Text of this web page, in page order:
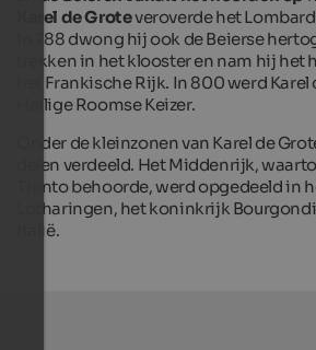
Karel de Groteveroverde het
In 788 dwong hij ook de Beierse
trekken in het klooster en nam hij
het Frankische Rijk. In 800 werd
Heilige Roomse Keizer.
Onder de kleinzonen van Karel de
delen verdeeld. Het Middenrijk,
Trento behoorde, werd opgedeeld in
Lotharingen, het koninkrijk
Italië.